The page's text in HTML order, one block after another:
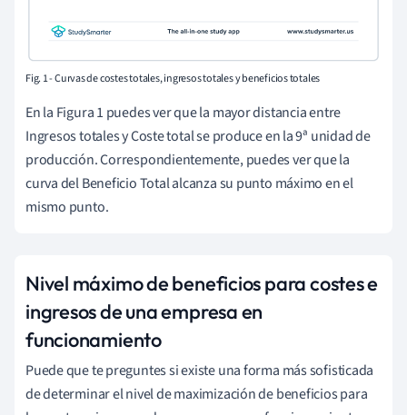
Fig. 1 - Curvas de costes totales, ingresos totales y beneficios totales
En la Figura 1 puedes ver que la mayor distancia entre
Ingresos totales y Coste total se produce en la 9ª unidad de
producción. Correspondientemente, puedes ver que la
curva del Beneficio Total alcanza su punto máximo en el
mismo punto.
Nivel máximo de beneficios para costes e
ingresos de una empresa en
funcionamiento
Puede que te preguntes si existe una forma más sofisticada
de determinar el nivel de maximización de beneficios para